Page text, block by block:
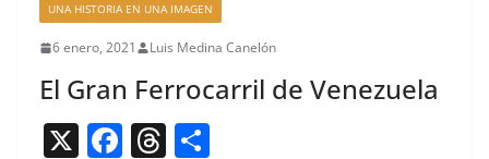
UNA HISTORIA EN UNA IMAGEN
6 enero, 2021 Luis Medina Canelón
El Gran Ferrocarril de Venezuela
X F T